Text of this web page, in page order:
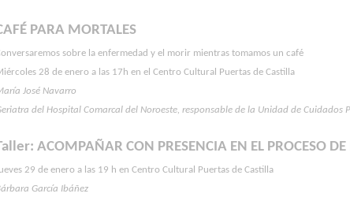
PARA MORTALES
sobre la enfermedad y el morir mientras tomamos un café
28 de enero a las 17h en el Centro Cultural Puertas de Castilla
José Navarro
del Hospital Comarcal del Noroeste, responsable de la Unidad de Cuidados
ACOMPAÑAR CON PRESENCIA EN EL PROCESO
29 de enero a las 19 h en Centro Cultural Puertas de Castilla
García Ibáñez